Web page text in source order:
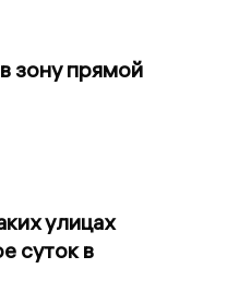
зону прямой
улицах
суток в